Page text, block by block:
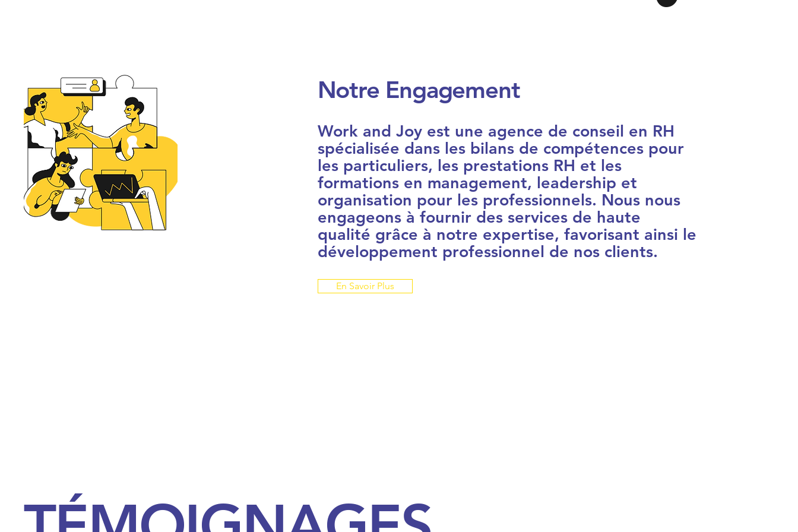
Notre Engagement
Work and Joy est une agence de conseil en RH
spécialisée dans les bilans de compétences pour
les particuliers, les prestations RH et les
formations en management, leadership et
organisation pour les professionnels. Nous nous
engageons à fournir des services de haute
qualité grâce à notre expertise, favorisant ainsi le
développement professionnel de nos clients.
En Savoir Plus